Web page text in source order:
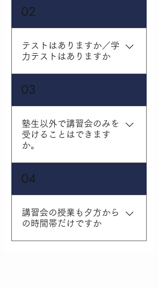
ございます。塾生であれ
ば開校時間中いつでも好
きな時にご利用いただけ
ます。自習室利用可能時
間は、通常期は平日
13:00～22:00、講習期は
10:00～22:00となってお
02
テストはありますか／学
力テストはありますか
公立の小学生・中学生を
対象にテストを実施して
います。対象となる通塾
生は原則全員参加となっ
ております。塾生以外の
方でテストのみのご参加
ールでお問い合わせくだ
03
塾生以外で講習会のみを
受けることはできます
か。
春・夏・冬の講習期間の
塾生以外の方の受講は受
付しております。 講習費
用は「授業料＋テキスト
代＋諸経費」となりま
せください。
04
講習会の授業も夕方から
の時間帯だけですか